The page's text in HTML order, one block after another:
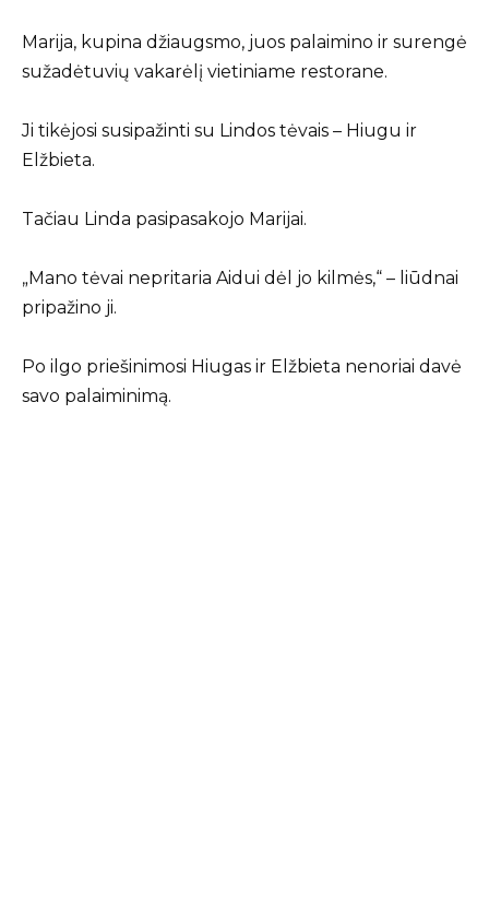
Marija, kupina džiaugsmo, juos palaimino ir surengė
sužadėtuvių vakarėlį vietiniame restorane.
Ji tikėjosi susipažinti su Lindos tėvais – Hiugu ir
Elžbieta.
Tačiau Linda pasipasakojo Marijai.
„Mano tėvai nepritaria Aidui dėl jo kilmės,“ – liūdnai
pripažino ji.
Po ilgo priešinimosi Hiugas ir Elžbieta nenoriai davė
savo palaiminimą.